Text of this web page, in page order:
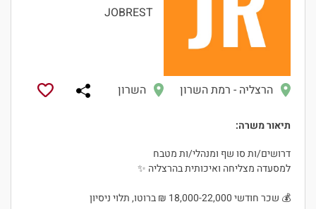
JOBREST
הרצליה - רמת השרון השרון
תיאור משרה:
דרושים/ות סו שף ומנהלי/ות מטבח
למסעדה מצליחה ואיכותית בהרצליה ✨
💰 שכר חודשי 18,000-22,000 ₪ ברוטו, תלוי ניסיון